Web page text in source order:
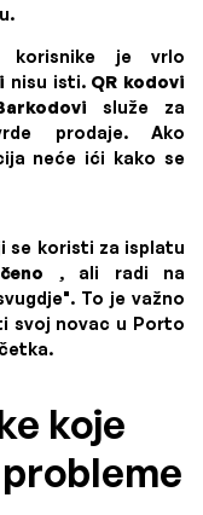
korisnike je vrlo
nisu isti. QR kodovi
služe za
prodaje. Ako
neće ići kako se
se koristi za isplatu
, ali radi na
To je važno
svoj novac u Porto
koje